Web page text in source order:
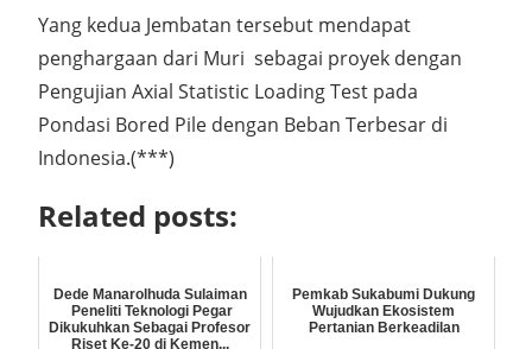
Yang kedua Jembatan tersebut mendapat
penghargaan dari Muri sebagai proyek dengan
Pengujian Axial Statistic Loading Test pada
Pondasi Bored Pile dengan Beban Terbesar di
Indonesia.(***)
Related posts:
Dede Manarolhuda Sulaiman
Peneliti Teknologi Pegar
Dikukuhkan Sebagai Profesor
Riset Ke-20 di Kemen...
Pemkab Sukabumi Dukung
Wujudkan Ekosistem
Pertanian Berkeadilan